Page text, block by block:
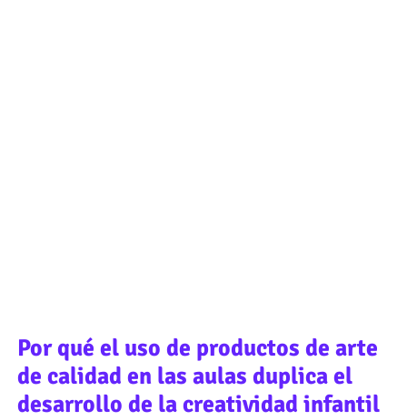
Por qué el uso de productos de arte
de calidad en las aulas duplica el
desarrollo de la creatividad infantil